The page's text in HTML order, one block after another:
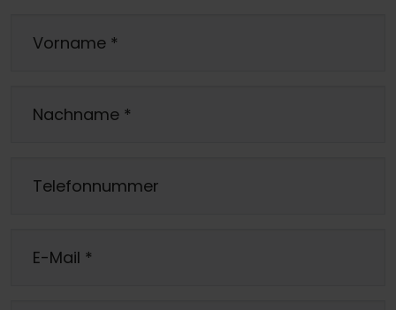
Vorname *
Nachname *
Telefonnummer
E-Mail *